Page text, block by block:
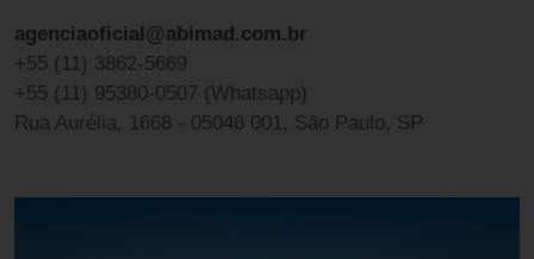
agenciaoficial@abimad.com.br
+55 (11) 3862-5669
+55 (11) 95380-0507 (Whatsapp)
Rua Aurélia, 1668 - 05046 001, São Paulo, SP